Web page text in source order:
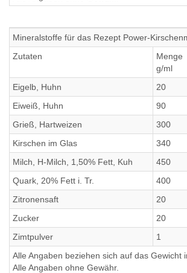
Mineralstoffe für das Rezept Power-
Zutaten
Menge
g/ml
Eigelb, Huhn
20
Eiweiß, Huhn
90
Grieß, Hartweizen
300
Kirschen im Glas
340
Milch, H-Milch, 1,50% Fett, Kuh
450
Quark, 20% Fett i. Tr.
400
Zitronensaft
20
Zucker
20
Zimtpulver
1
Alle Angaben beziehen sich auf das
Alle Angaben ohne Gewähr.